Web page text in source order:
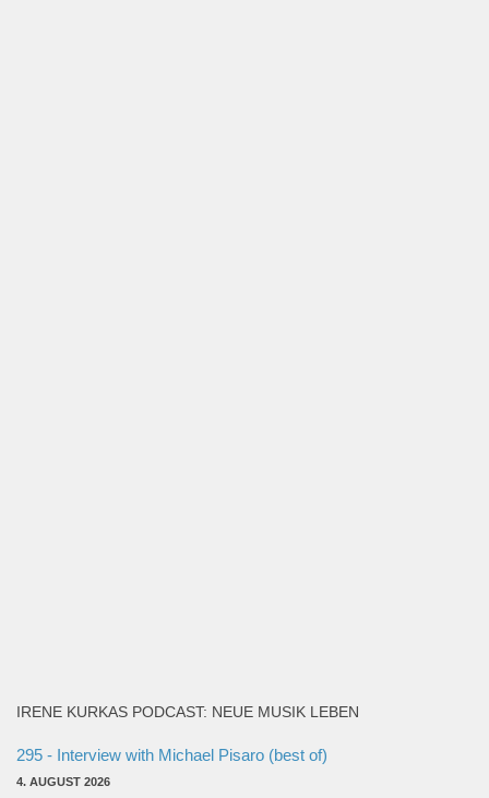
IRENE KURKAS PODCAST: NEUE MUSIK LEBEN
295 - Interview with Michael Pisaro (best of)
4. AUGUST 2026